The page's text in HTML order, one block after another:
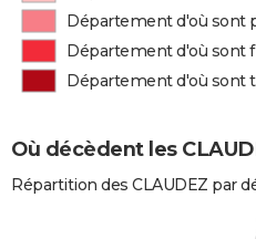
Département d'où sont
Département d'où sont
Département d'où sont
Où décèdent les
Répartition des CLAUDEZ par